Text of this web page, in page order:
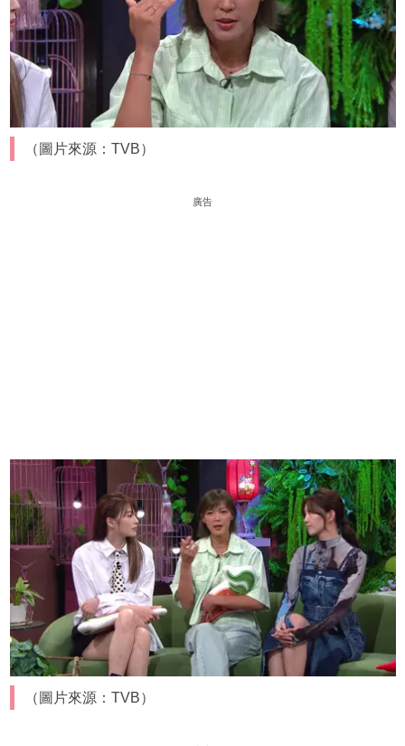
（圖片來源：TVB）
廣告
（圖片來源：TVB）